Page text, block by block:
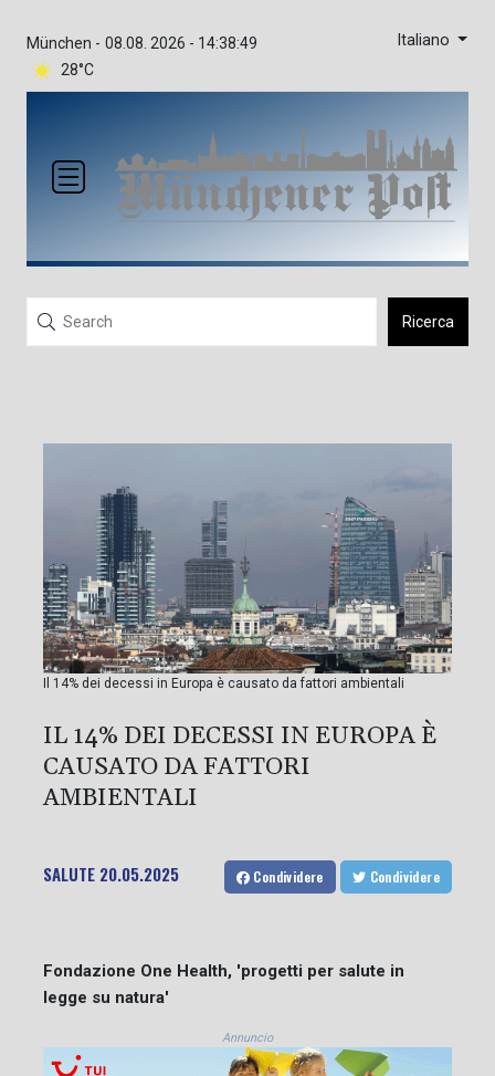
München -
28°C
08.08. 2026 - 14:38:49 Italiano
Ricerca
Il 14% dei decessi in Europa è causato da fattori ambientali
IL 14% DEI DECESSI IN EUROPA È
CAUSATO DA FATTORI
AMBIENTALI
SALUTE 20.05.2025 Condividere Condividere
Fondazione One Health, 'progetti per salute in
legge su natura'
Annuncio